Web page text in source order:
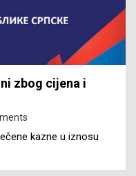
zbog cijena i
kazne u iznosu